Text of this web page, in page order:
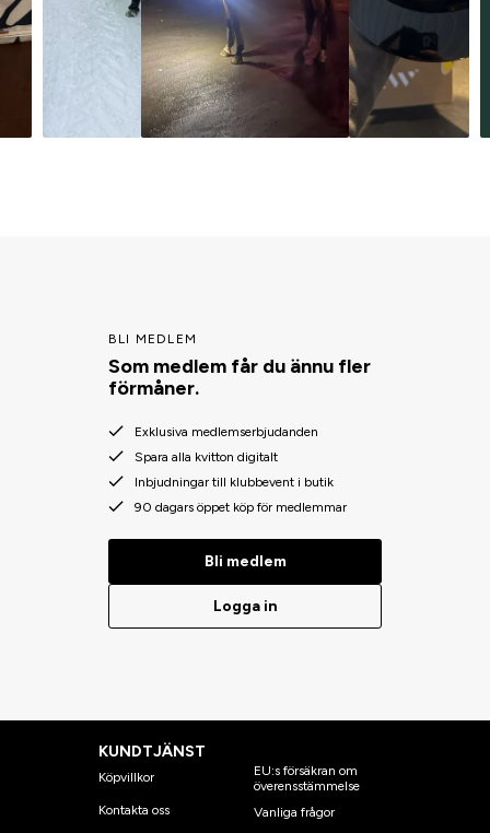
BLI MEDLEM
Som medlem får du ännu fler
förmåner.
Exklusiva medlemserbjudanden
Spara alla kvitton digitalt
Inbjudningar till klubbevent i butik
90 dagars öppet köp för medlemmar
Bli medlem
Logga in
KUNDTJÄNST
Köpvillkor
Kontakta oss
EU:s försäkran om
överensstämmelse
Vanliga frågor